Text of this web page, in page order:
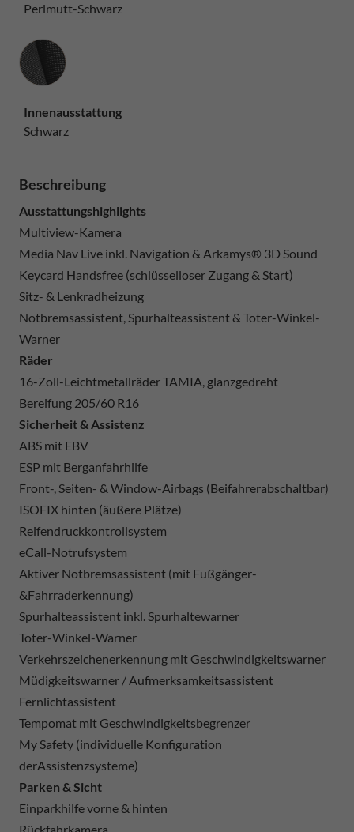
Perlmutt-Schwarz
Innenausstattung
Innenausstattung
Schwarz
Beschreibung
Ausstattungshighlights
Multiview-Kamera
Media Nav Live inkl. Navigation & Arkamys® 3D Sound
Keycard Handsfree (schlüsselloser Zugang & Start)
Sitz- & Lenkradheizung
Notbremsassistent, Spurhalteassistent & Toter-Winkel-
Warner
Räder
16-Zoll-Leichtmetallräder TAMIA, glanzgedreht
Bereifung 205/60 R16
Sicherheit & Assistenz
ABS mit EBV
ESP mit Berganfahrhilfe
Front-, Seiten- & Window-Airbags (Beifahrerabschaltbar)
ISOFIX hinten (äußere Plätze)
Reifendruckkontrollsystem
eCall-Notrufsystem
Aktiver Notbremsassistent (mit Fußgänger-
&Fahrraderkennung)
Spurhalteassistent inkl. Spurhaltewarner
Toter-Winkel-Warner
Verkehrszeichenerkennung mit Geschwindigkeitswarner
Müdigkeitswarner / Aufmerksamkeitsassistent
Fernlichtassistent
Tempomat mit Geschwindigkeitsbegrenzer
My Safety (individuelle Konfiguration
derAssistenzsysteme)
Parken & Sicht
Einparkhilfe vorne & hinten